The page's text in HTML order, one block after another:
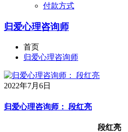
付款方式
归爱心理咨询师
首页
归爱心理咨询师
2022年7月6日
归爱心理咨询师： 段红亮
段红亮